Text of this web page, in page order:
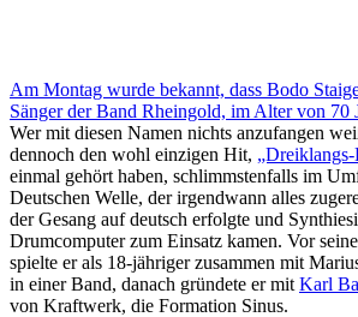
Am Montag wurde bekannt, dass Bodo
Sänger der Band Rheingold, im Alter von 70
Wer mit diesen Namen nichts anzufangen
dennoch den wohl einzigen Hit,
einmal gehört haben, schlimmstenfalls im
Deutschen Welle, der irgendwann alles
der Gesang auf deutsch erfolgte und
Drumcomputer zum Einsatz kamen. Vor
spielte er als 18-jähriger zusammen mit
in einer Band, danach gründete er mit Karl
von Kraftwerk, die Formation Sinus.